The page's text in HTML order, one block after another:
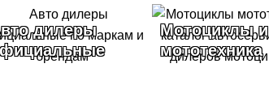
дилеры
Мотоциклы и
мототехника